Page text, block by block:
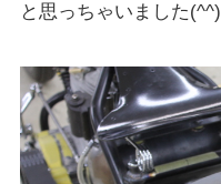
と思っちゃいました(^^)